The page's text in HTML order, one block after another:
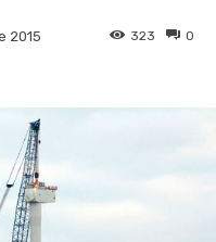
2015 0
323